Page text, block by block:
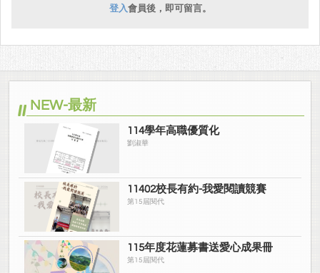
登入會員後，即可留言。
NEW-最新
114學年高職優質化
劉淑華
11402校長有約-我愛閱讀競賽
第15屆閱代
115年度花蓮募書送愛心成果冊
第15屆閱代